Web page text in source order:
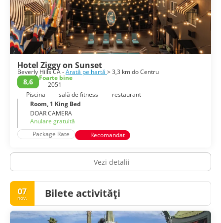
Hotel Ziggy on Sunset
Beverly Hills CA -Arată pe hartă > 3,3 km do Centru
8,6
Foarte bine
2051
Piscina
sală de fitness
restaurant
Room, 1 King Bed
DOAR CAMERA
Anulare gratuită
Package Rate
Recomandat
Vezi detalii
07
nov. Bilete activități